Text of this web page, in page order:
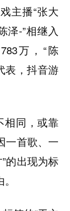
主播“张大
泽-”相继入
万，“陈
表，抖音游
相同，或靠
一首歌、一
”的出现为标